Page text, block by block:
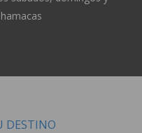
DESTINO